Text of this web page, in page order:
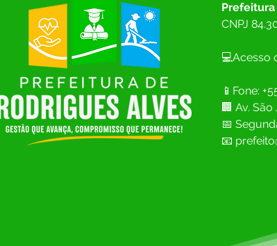
CNPJ
💻Acesso
📱Fone:
🏢 Av.
📅
📧